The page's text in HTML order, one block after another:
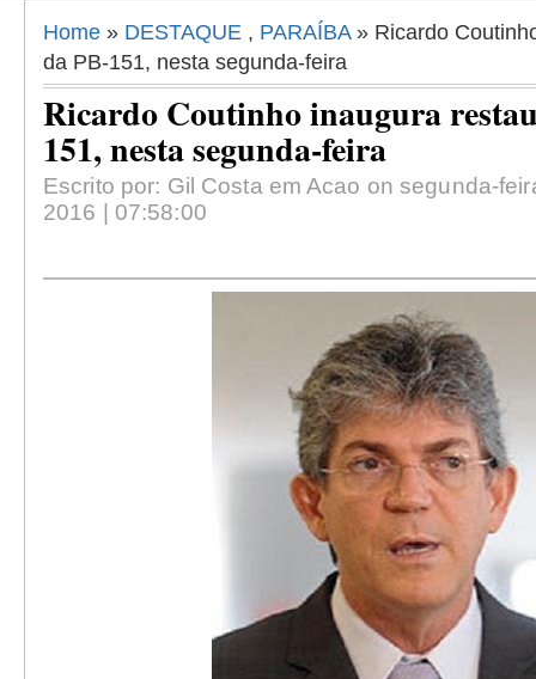
Home » DESTAQUE , PARAÍBA» Ricardo
da PB-151, nesta segunda-feira
Ricardo Coutinho inaugura
151, nesta segunda-feira
Escrito por: Gil Costa em Acao on segunda-
2016 | 07:58:00